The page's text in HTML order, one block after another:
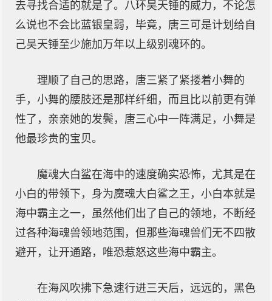
去寻找合适的就是了。八环昊天锤的威力，不论怎
么说也不会比蓝银皇弱，毕竟，唐三可是计划给自
己昊天锤至少施加万年以上级别魂环的。
理顺了自己的思路，唐三紧了紧搂着小舞的
手，小舞的腰肢还是那样纤细，而且比以前更有弹
性了，亲亲她的发鬓，唐三心中一阵满足，小舞是
他最珍贵的宝贝。
魔魂大白鲨在海中的速度确实恐怖，尤其是在
小白的带领下，身为魔魂大白鲨之王，小白本就是
海中霸主之一，虽然他们出了自己的领地，不断经
过各种海魂兽领地范围，但那些海魂兽们无不四散
避开，让开通路，唯恐惹怒这些海中霸主。
在海风吹拂下急速行进三天后，远远的，黑色